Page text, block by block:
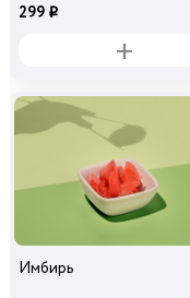
299 i
Имбирь